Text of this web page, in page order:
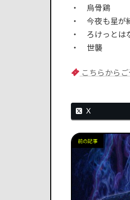
・ 烏骨鶏
・ 今夜も星が
・ ろけっとは
・ 世襲
こちらから
X
前の記事